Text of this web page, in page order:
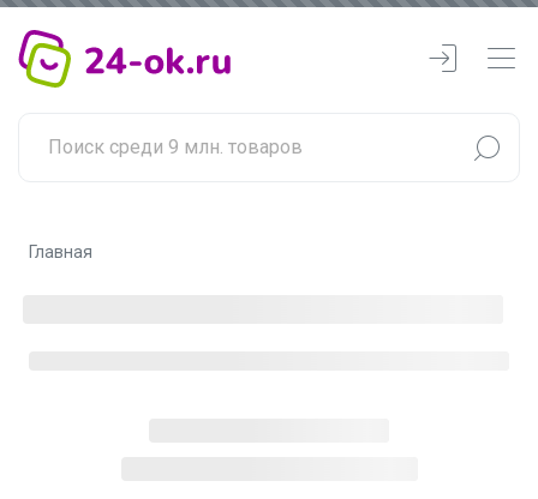
Главная